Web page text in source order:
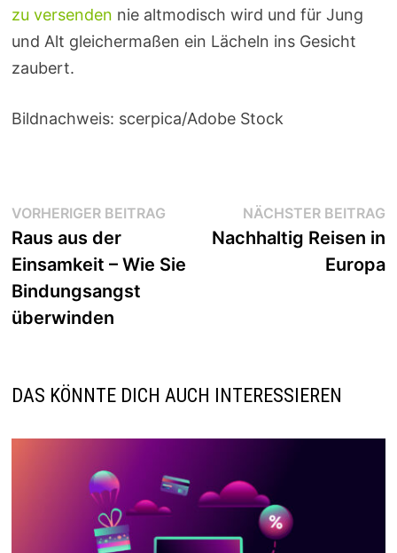
zu versenden nie altmodisch wird und für Jung
und Alt gleichermaßen ein Lächeln ins Gesicht
zaubert.
Bildnachweis: scerpica/Adobe Stock
Beitragsnavigation
VORHERIGER BEITRAGVorheriger
Beitrag:
Raus aus der
Einsamkeit – Wie Sie
Bindungsangst
überwinden
NÄCHSTER BEITRAG
Nachhaltig Reisen in
Europa
DAS KÖNNTE DICH AUCH INTERESSIEREN